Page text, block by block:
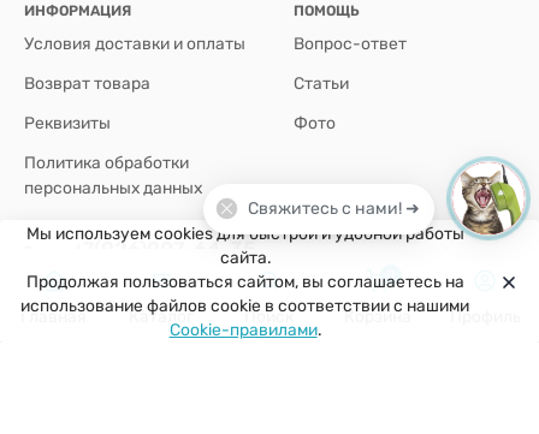
ИНФОРМАЦИЯ
Условия доставки и оплаты
Возврат товара
Реквизиты
Политика обработки
персональных данных
ПОМОЩЬ
Вопрос-ответ
Статьи
Фото
+7(926)907-64-35
г. Москва
zakaz@kuklobaza.ru
Мы используем cookies для быстрой и удобной работы
сайта.
Продолжая пользоваться сайтом, вы соглашаетесь на
использование файлов cookie в соответствии с нашими
Cookie-правилами.
Главная Каталог Поиск
0
Корзина Профиль
Свяжитесь с нами! ➜